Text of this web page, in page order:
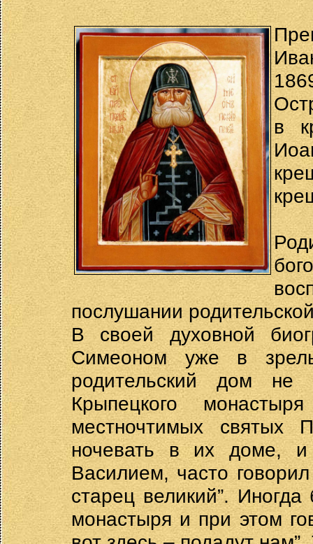
в
послушании
В своей духовной
Симеоном уже в
родительский дом не
Крыпецкого
местночтимых святых
ночевать в их доме, и
Василием, часто
старец великий”.
монастыря и при этом